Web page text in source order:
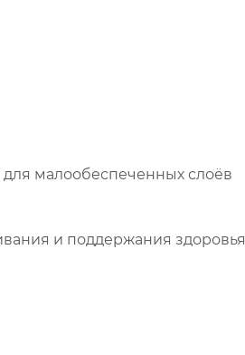
малообеспеченных слоёв
и поддержания здоровья